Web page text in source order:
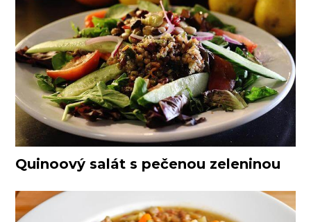
Quinoový salát s pečenou zeleninou